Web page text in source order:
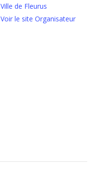
Ville de Fleurus
Voir le site Organisateur